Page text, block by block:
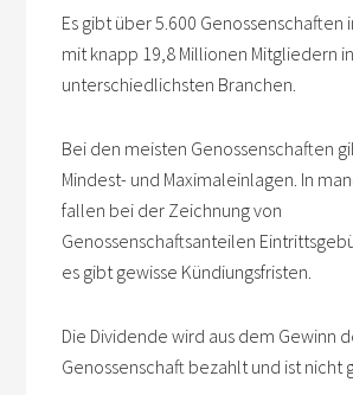
Es gibt über 5.600 Genossenschaften
mit knapp 19,8 Millionen Mitgliedern
unterschiedlichsten Branchen.
Bei den meisten Genossenschaften
Mindest- und Maximaleinlagen. In
fallen bei der Zeichnung von
Genossenschaftsanteilen
es gibt gewisse Kündiungsfristen.
Die Dividende wird aus dem Gewinn
Genossenschaft bezahlt und ist nicht